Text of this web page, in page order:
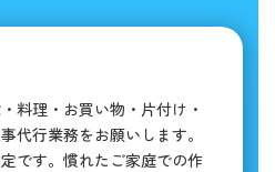
料理・お買い物・片付け・
代行業務をお願いします。
です。慣れたご家庭での作